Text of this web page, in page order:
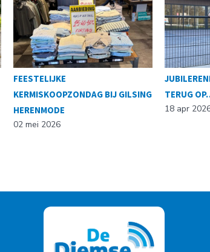
FEESTELIJKE
KERMISKOOPZONDAG BIJ GILSING
HERENMODE
02 mei 2026
TERUG
18 apr